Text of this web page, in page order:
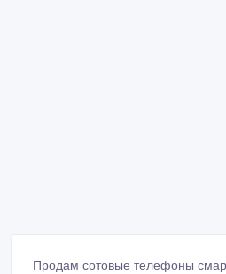
Продам сотовые телефоны